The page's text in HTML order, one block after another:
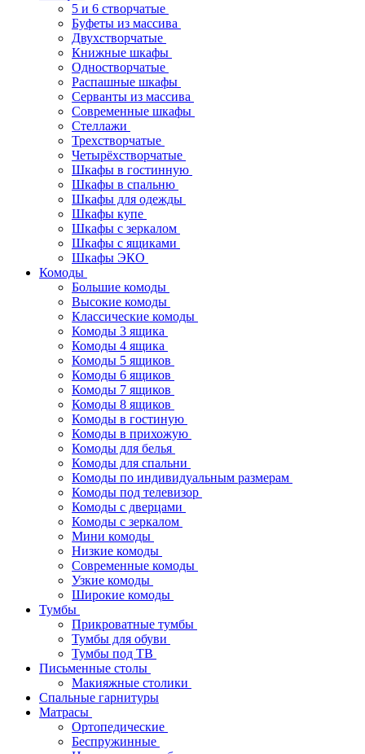
5 и 6 створчатые
Буфеты из массива
Двухстворчатые
Книжные шкафы
Одностворчатые
Распашные шкафы
Серванты из массива
Современные шкафы
Стеллажи
Трехстворчатые
Четырёхстворчатые
Шкафы в гостинную
Шкафы в спальню
Шкафы для одежды
Шкафы купе
Шкафы с зеркалом
Шкафы с ящиками
Шкафы ЭКО
Комоды
Большие комоды
Высокие комоды
Классические комоды
Комоды 3 ящика
Комоды 4 ящика
Комоды 5 ящиков
Комоды 6 ящиков
Комоды 7 ящиков
Комоды 8 ящиков
Комоды в гостиную
Комоды в прихожую
Комоды для белья
Комоды для спальни
Комоды по индивидуальным размерам
Комоды под телевизор
Комоды с дверцами
Комоды с зеркалом
Мини комоды
Низкие комоды
Современные комоды
Узкие комоды
Широкие комоды
Тумбы
Прикроватные тумбы
Тумбы для обуви
Тумбы под ТВ
Письменные столы
Макияжные столики
Спальные гарнитуры
Матрасы
Ортопедические
Беспружинные